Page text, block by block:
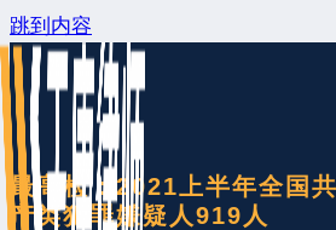
跳到内容
最高检：2021上半年全国
产类犯罪嫌疑人919人